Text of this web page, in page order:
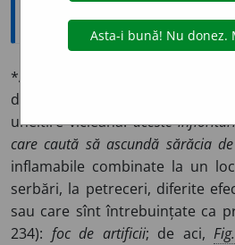
Explicative DEX
*ARTIF
1 Mijloc
dea altă înfățișare unui lucru, se
uneltire vicleană:aceste
care caută să ascundă sărăcia
inflamabile combinate la un
serbări, la petreceri, diferite
sau care sînt întrebuințate ca
234): foc de artificii; de aci, Fig.